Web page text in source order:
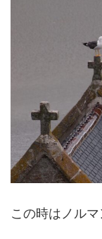
この時はノルマ